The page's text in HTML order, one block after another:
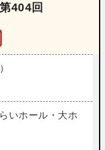
404回
いホール・大ホ